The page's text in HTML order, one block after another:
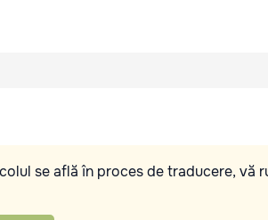
se află în proces de traducere, vă